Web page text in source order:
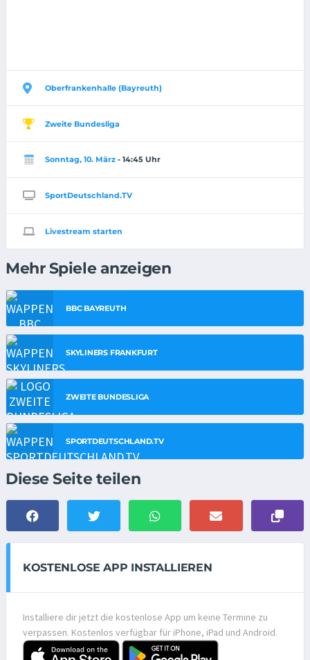
Oberfrankenhalle (Bayreuth)
Zweite Bundesliga
Sonntag, 10. März - 14:45 Uhr
SportDeutschland.TV
Livestream starten
Mehr Spiele anzeigen
BBC BAYREUTH
SKYLINERS FRANKFURT
ZWEITE BUNDESLIGA
SPORTDEUTSCHLAND.TV
Diese Seite teilen
KOSTENLOSE APP INSTALLIEREN
Installiere dir jetzt die kostenlose App um keine Termine zu
verpassen. Kostenlos verfügbar für iPhone, iPad und Android.